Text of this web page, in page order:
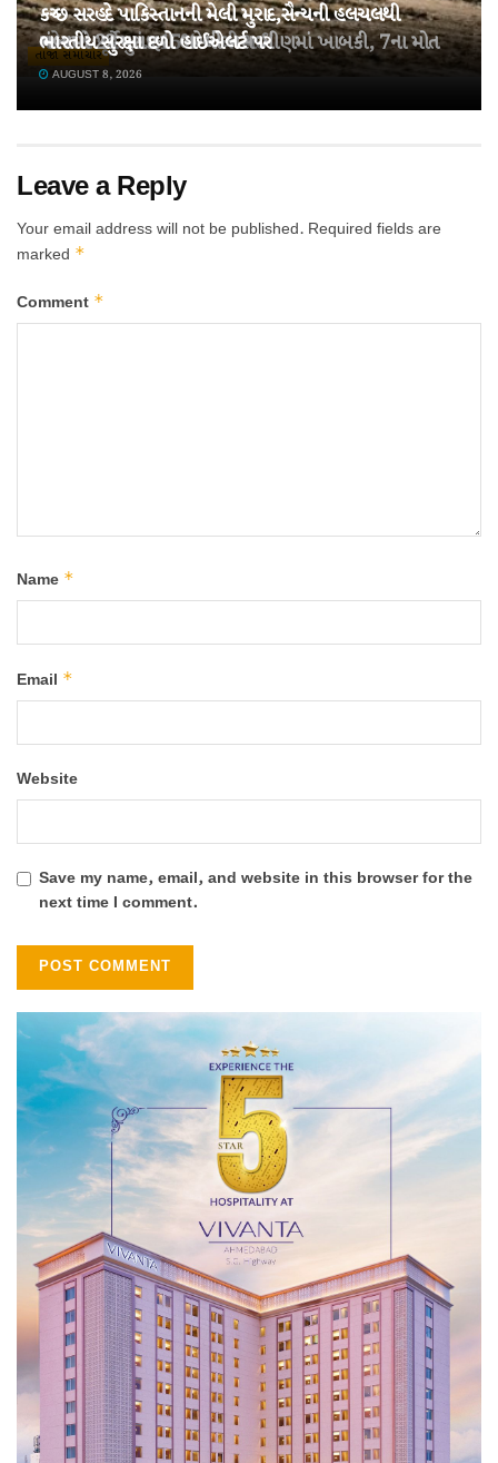
તહેવારો પૂર્વે ખાંડ 15% મોંઘી થઈ!
AUGUST 8, 2026
ચંબામાં 22 મુસાફરો ભરેલી બસ ખીણમાં ખાબકી, 7ના મોત
AUGUST 8, 2026
તાજા સમાચાર
કચ્છ સરહદે પાકિસ્તાનની મેલી મુરાદ,સૈન્યની હલચલથી
ભારતીય સુરક્ષા દળો હાઈએલર્ટ પર
AUGUST 8, 2026
Leave a Reply
Your email address will not be published. Required fields are
marked *
Comment *
Name *
Email *
Website
Save my name, email, and website in this browser for the
next time I comment.